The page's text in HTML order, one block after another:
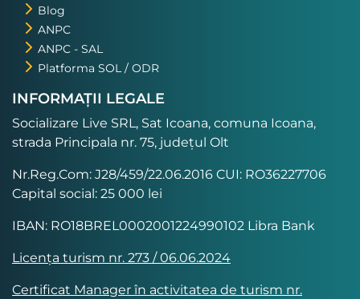
Blog
ANPC
ANPC - SAL
Platforma SOL / ODR
INFORMAȚII LEGALE
Socializare Live SRL, Sat Icoana, comuna Icoana,
strada Principala nr. 75, județul Olt
Nr.Reg.Com: J28/459/22.06.2016 CUI: RO36227706
Capital social: 25 000 lei
IBAN: RO18BREL0002001224990102 Libra Bank
Licența turism nr. 273 / 06.06.2024
Certificat Manager în activitatea de turism nr.